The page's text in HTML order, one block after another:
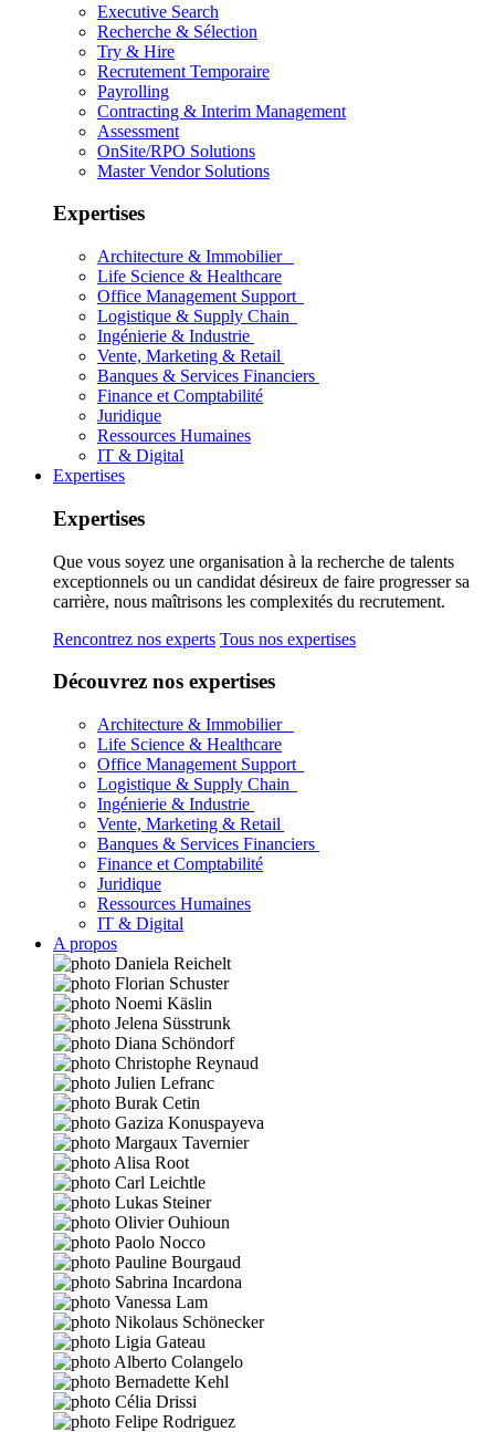
Executive Search
Recherche & Sélection
Try & Hire
Recrutement Temporaire
Payrolling
Contracting & Interim Management
Assessment
OnSite/RPO Solutions
Master Vendor Solutions
Expertises
Architecture & Immobilier
Life Science & Healthcare
Office Management Support
Logistique & Supply Chain
Ingénierie & Industrie
Vente, Marketing & Retail
Banques & Services Financiers
Finance et Comptabilité
Juridique
Ressources Humaines
IT & Digital
Expertises
Expertises
Que vous soyez une organisation à la recherche de talents
exceptionnels ou un candidat désireux de faire progresser sa
carrière, nous maîtrisons les complexités du recrutement.
Rencontrez nos experts Tous nos expertises
Découvrez nos expertises
Architecture & Immobilier
Life Science & Healthcare
Office Management Support
Logistique & Supply Chain
Ingénierie & Industrie
Vente, Marketing & Retail
Banques & Services Financiers
Finance et Comptabilité
Juridique
Ressources Humaines
IT & Digital
A propos